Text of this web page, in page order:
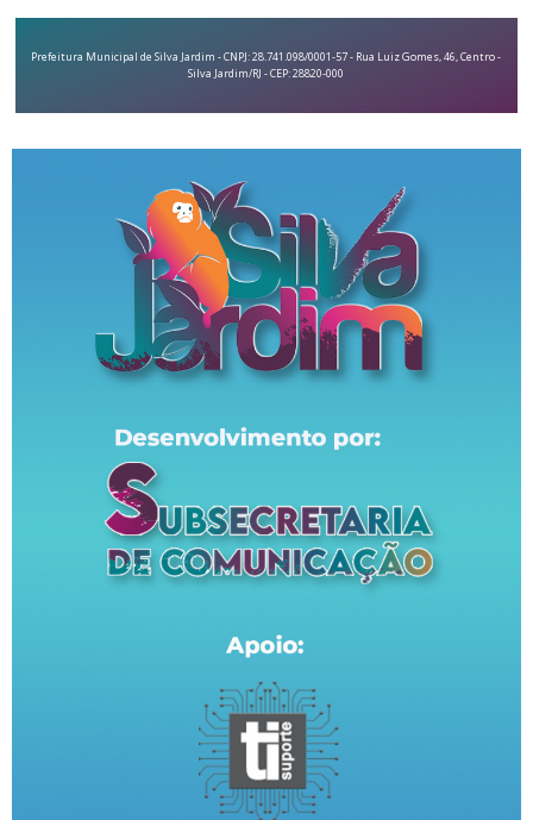
Prefeitura Municipal de Silva Jardim - CNPJ: 28.741.098/0001-57 - Rua Luiz Gomes, 46, Centro -
Silva Jardim/RJ - CEP: 28820-000